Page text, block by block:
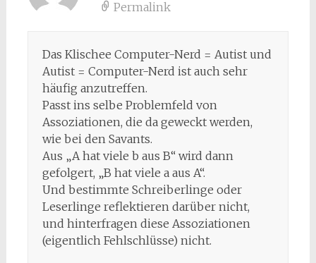
Permalink
Das Klischee Computer-Nerd = Autist und
Autist = Computer-Nerd ist auch sehr
häufig anzutreffen.
Passt ins selbe Problemfeld von
Assoziationen, die da geweckt werden,
wie bei den Savants.
Aus „A hat viele b aus B“ wird dann
gefolgert, „B hat viele a aus A“.
Und bestimmte Schreiberlinge oder
Leserlinge reflektieren darüber nicht,
und hinterfragen diese Assoziationen
(eigentlich Fehlschlüsse) nicht.